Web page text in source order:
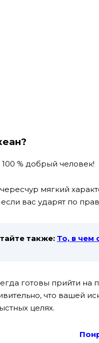
% добрый человек!
мягкий
вас ударят по
также: То, в
готовы прийти на
что вашей
целях.